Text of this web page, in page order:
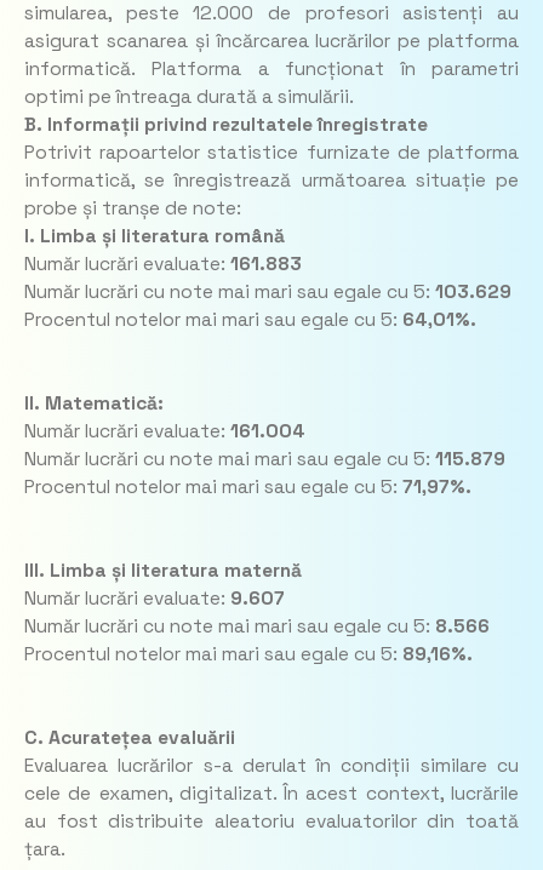
simularea, peste 12.000 de profesori asistenți au
asigurat scanarea și încărcarea lucrărilor pe platforma
informatică. Platforma a funcționat în parametri
optimi pe întreaga durată a simulării.
B. Informații privind rezultatele înregistrate
Potrivit rapoartelor statistice furnizate de platforma
informatică, se înregistrează următoarea situație pe
probe și tranșe de note:
I. Limba și literatura română
Număr lucrări evaluate: 161.883
Număr lucrări cu note mai mari sau egale cu 5: 103.629
Procentul notelor mai mari sau egale cu 5: 64,01%.
II. Matematică:
Număr lucrări evaluate: 161.004
Număr lucrări cu note mai mari sau egale cu 5: 115.879
Procentul notelor mai mari sau egale cu 5: 71,97%.
III. Limba și literatura maternă
Număr lucrări evaluate: 9.607
Număr lucrări cu note mai mari sau egale cu 5: 8.566
Procentul notelor mai mari sau egale cu 5: 89,16%.
C. Acuratețea evaluării
Evaluarea lucrărilor s-a derulat în condiții similare cu
cele de examen, digitalizat. În acest context, lucrările
au fost distribuite aleatoriu evaluatorilor din toată
țara.